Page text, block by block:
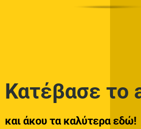
Κατέβασε το
και άκου τα καλύτερα εδώ!